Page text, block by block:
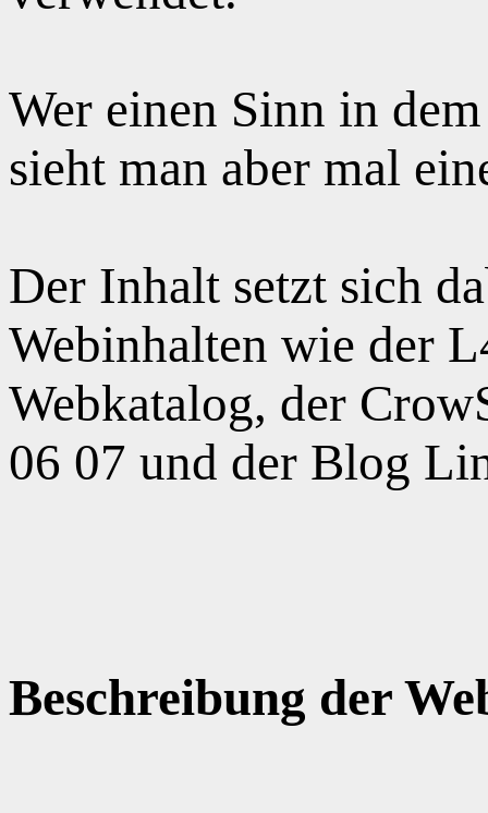
Wer einen Sinn in
sieht man aber mal
Der Inhalt setzt sich
Webinhalten wie der
Webkatalog, der
06 07 und der Blog
Beschreibung der